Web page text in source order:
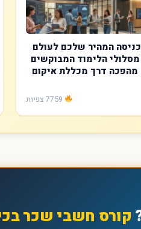
המהיר שלכם לעולם
הלימוד המבוקשים
דרך מכללת איקום
קורס חשבי שכר